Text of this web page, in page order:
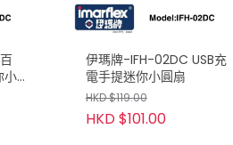
小
伊瑪牌-IFH-02DC USB充
電手提迷你小圓扇
HKD $119.00
HKD $101.00